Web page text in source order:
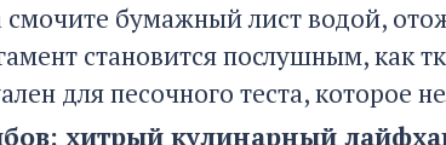
смочите бумажный лист водой,
становится послушным, как
для песочного теста, которое
хитрый кулинарный